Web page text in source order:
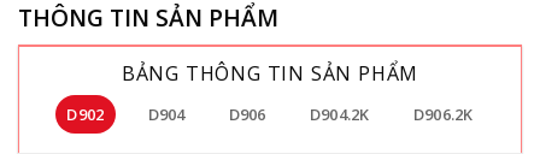
THÔNG TIN SẢN PHẨM
BẢNG THÔNG TIN SẢN PHẨM
D902 D904 D906 D904.2K D906.2K